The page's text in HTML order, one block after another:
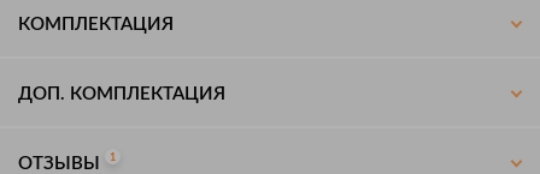
КОМПЛЕКТАЦИЯ
ДОП. КОМПЛЕКТАЦИЯ
ОТЗЫВЫ 1